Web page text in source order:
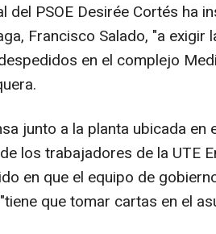
del PSOE Desirée Cortés ha
Francisco Salado, "a exigir
en el complejo
junto a la planta ubicada en
los trabajadores de la UTE
en que el equipo de
que tomar cartas en el